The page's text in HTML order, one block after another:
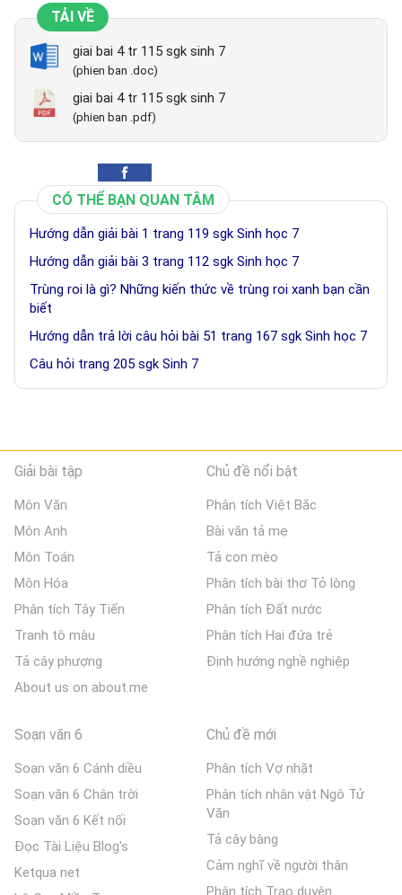
TẢI VỀ
giai bai 4 tr 115 sgk sinh 7
(phien ban .doc)
giai bai 4 tr 115 sgk sinh 7
(phien ban .pdf)
CÓ THỂ BẠN QUAN TÂM
Hướng dẫn giải bài 1 trang 119 sgk Sinh học 7
Hướng dẫn giải bài 3 trang 112 sgk Sinh học 7
Trùng roi là gì? Những kiến thức về trùng roi xanh bạn cần
biết
Hướng dẫn trả lời câu hỏi bài 51 trang 167 sgk Sinh học 7
Câu hỏi trang 205 sgk Sinh 7
Giải bài tập
Môn Văn
Môn Anh
Môn Toán
Môn Hóa
Phân tích Tây Tiến
Tranh tô màu
Tả cây phượng
About us on about.me
Chủ đề nổi bật
Phân tích Việt Bắc
Bài văn tả mẹ
Tả con mèo
Phân tích bài thơ Tỏ lòng
Phân tích Đất nước
Phân tích Hai đứa trẻ
Định hướng nghề nghiệp
Soạn văn 6
Soạn văn 6 Cánh diều
Soạn văn 6 Chân trời
Soạn văn 6 Kết nối
Đọc Tài Liệu Blog's
Ketqua net
Chủ đề mới
Phân tích Vợ nhặt
Phân tích nhân vật Ngô Tử
Văn
Tả cây bàng
Cảm nghĩ về người thân
Phân tích Trao duyên